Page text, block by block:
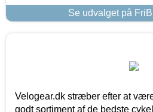
Se udvalget på
Velogear.dk stræber efter at
godt sortiment af de bedste